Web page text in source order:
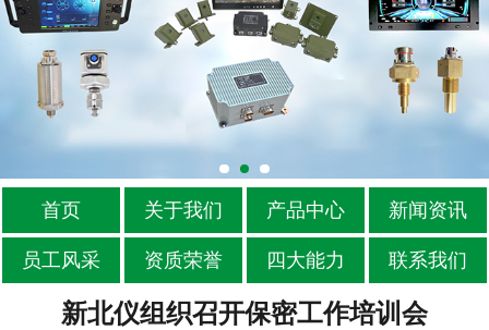
首页 关于我们 产品中心 新闻资讯
员工风采 资质荣誉 四大能力 联系我们
新北仪组织召开保密工作培训会